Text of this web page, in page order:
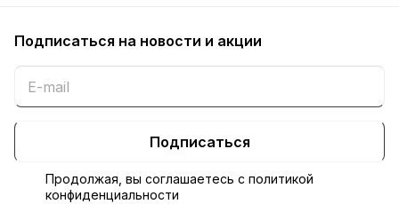
Подписаться на новости и акции
Подписаться
Продолжая, вы соглашаетесь с политикой
конфиденциальности